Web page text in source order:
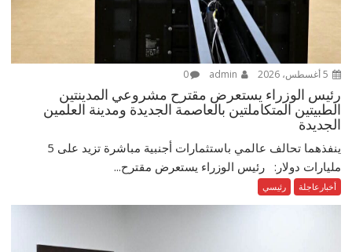
0
رئيس الوزراء يستعرض مقترح مشروعي المدينتين
الطبيتين المتكاملتين بالعاصمة الجديدة ومدينة العلمين
الجديدة
ينفذهما تحالف عالمي باستثمارات أجنبية مباشرة تزيد على 5
مليارات دولار: رئيس الوزراء يستعرض مقترح...
أخبارعاجلة رئيسي